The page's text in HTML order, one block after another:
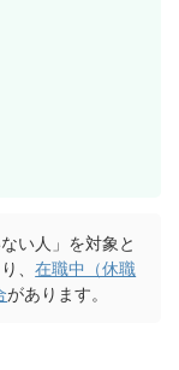
い人」を対象と
、在職中（休職
があります。